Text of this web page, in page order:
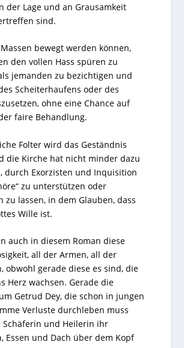
der Lage und an Grausamkeit
sind.
bewegt werden können,
den vollen Hass spüren zu
jemanden zu bezichtigen und
Scheiterhaufens oder des
ohne eine Chance auf
faire Behandlung.
Folter wird das Geständnis
die Kirche hat nicht minder dazu
durch Exorzisten und Inquisition
zu unterstützen oder
zu lassen, in dem Glauben, dass
Wille ist.
auch in diesem Roman diese
all der Armen, all der
obwohl gerade diese es sind, die
Herz wachsen. Gerade die
Getrud Dey, die schon in jungen
Verluste durchleben muss
Schäferin und Heilerin ihr
Essen und Dach über dem Kopf